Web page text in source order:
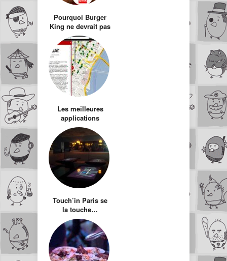
Pourquoi Burger
King ne devrait pas
transformer les
restaurants Quick
Les meilleures
applications
« hamburger »
dans votre
téléphone
Touch’in Paris se
la touche…